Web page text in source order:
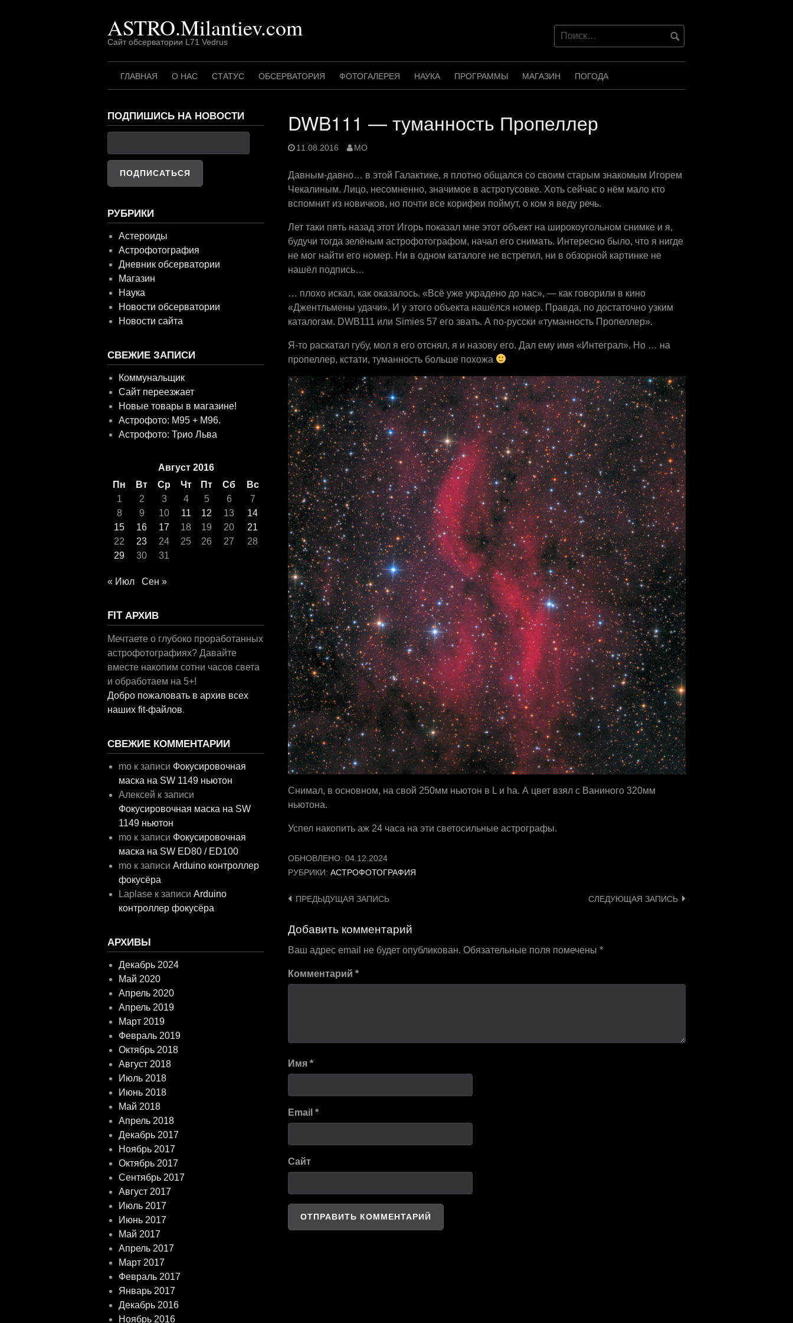
ASTRO.Milantiev.com
Сайт обсерватории L71 Vedrus
ГЛАВНАЯ О НАС СТАТУС ОБСЕРВАТОРИЯ ФОТОГАЛЕРЕЯ НАУКА ПРОГРАММЫ МАГАЗИН ПОГОДА
DWB111 — туманность Пропеллер
11.08.2016 MO
Давным-давно… в этой Галактике, я плотно общался со своим старым знакомым Игорем
Чекалиным. Лицо, несомненно, значимое в астротусовке. Хоть сейчас о нём мало кто
вспомнит из новичков, но почти все корифеи поймут, о ком я веду речь.
Лет таки пять назад этот Игорь показал мне этот объект на широкоугольном снимке и я,
будучи тогда зелёным астрофотографом, начал его снимать. Интересно было, что я нигде
не мог найти его номер. Ни в одном каталоге не встретил, ни в обзорной картинке не
нашёл подпись…
… плохо искал, как оказалось. «Всё уже украдено до нас», — как говорили в кино
«Джентльмены удачи». И у этого объекта нашёлся номер. Правда, по достаточно узким
каталогам. DWB111 или Simies 57 его звать. А по-русски «туманность Пропеллер».
Я-то раскатал губу, мол я его отснял, я и назову его. Дал ему имя «Интеграл». Но … на
пропеллер, кстати, туманность больше похожа
Снимал, в основном, на свой 250мм ньютон в L и ha. А цвет взял с Ваниного 320мм
ньютона.
Успел накопить аж 24 часа на эти светосильные астрографы.
ОБНОВЛЕНО: 04.12.2024
РУБРИКИ: АСТРОФОТОГРАФИЯ
Навигация
записям
ПРЕДЫДУЩАЯ ЗАПИСЬ СЛЕДУЮЩАЯ ЗАПИСЬ
Добавить комментарий
Ваш адрес email не будет опубликован. Обязательные поля помечены *
Комментарий *
Имя *
Email *
Сайт
ПОДПИШИСЬ НА НОВОСТИ
РУБРИКИ
Астероиды
Астрофотография
Дневник обсерватории
Магазин
Наука
Новости обсерватории
Новости сайта
СВЕЖИЕ ЗАПИСИ
Коммунальщик
Сайт переезжает
Новые товары в магазине!
Астрофото: M95 + M96.
Астрофото: Трио Льва
Август 2016
Пн
Вт Ср Чт Пт Сб
Вс
1
2 3 4 5 6
7
8
9 10 11 12 13
14
15
16 17 18 19 20
21
22
23 24 25 26 27
28
29
30 31
« Июл Сен »
FIT АРХИВ
Мечтаете о глубоко проработанных
астрофотографиях? Давайте
вместе накопим сотни часов света
и обработаем на 5+!
Добро пожаловать в архив всех
наших fit-файлов.
СВЕЖИЕ КОММЕНТАРИИ
mo к записи Фокусировочная
маска на SW 1149 ньютон
Алексей к записи
Фокусировочная маска на SW
1149 ньютон
mo к записи Фокусировочная
маска на SW ED80 / ED100
mo к записиArduino контроллер
фокусёра
Laplase к записиArduino
контроллер фокусёра
АРХИВЫ
Декабрь 2024
Май 2020
Апрель 2020
Апрель 2019
Март 2019
Февраль 2019
Октябрь 2018
Август 2018
Июль 2018
Июнь 2018
Май 2018
Апрель 2018
Декабрь 2017
Ноябрь 2017
Октябрь 2017
Сентябрь 2017
Август 2017
Июль 2017
Июнь 2017
Май 2017
Апрель 2017
Март 2017
Февраль 2017
Январь 2017
Декабрь 2016
Ноябрь 2016